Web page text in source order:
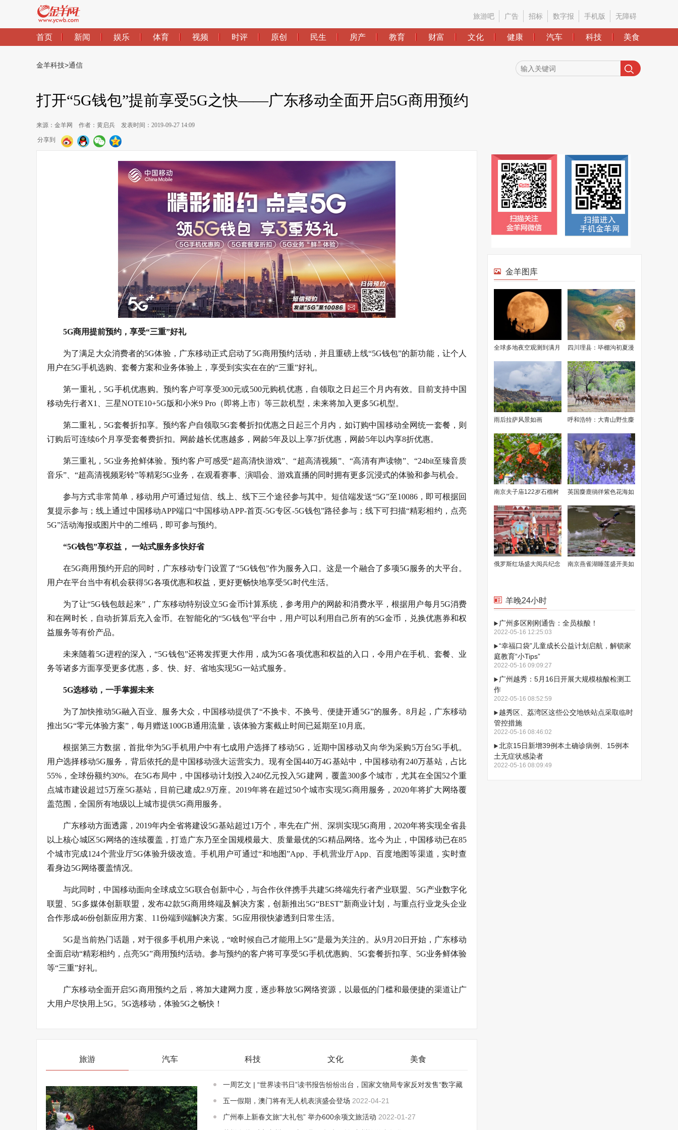
旅游吧 广告 招标 数字报 手机版 无障碍
首页 新闻 娱乐 体育 视频 时评 原创 民生 房产 教育 财富 文化 健康 汽车 科技 美食
金羊科技>通信
打开“5G钱包”提前享受5G之快——广东移动全面开启5G商用预约
来源：金羊网 作者：黄启兵 发表时间：2019-09-27 14:09
分享到
5G商用提前预约，享受“三重”好礼
为了满足大众消费者的5G体验，广东移动正式启动了5G商用预约活动，并且重磅上线“5G钱包”的新功能，让个人
用户在5G手机选购、套餐方案和业务体验上，享受到实实在在的“三重”好礼。
第一重礼，5G手机优惠购。预约客户可享受300元或500元购机优惠，自领取之日起三个月内有效。目前支持中国
移动先行者X1、三星NOTE10+5G版和小米9 Pro（即将上市）等三款机型，未来将加入更多5G机型。
第二重礼，5G套餐折扣享。预约客户自领取5G套餐折扣优惠之日起三个月内，如订购中国移动全网统一套餐，则
订购后可连续6个月享受套餐费折扣。网龄越长优惠越多，网龄5年及以上享7折优惠，网龄5年以内享8折优惠。
第三重礼，5G业务抢鲜体验。预约客户可感受“超高清快游戏”、“超高清视频”、“高清有声读物”、“24bit至臻音质
音乐”、“超高清视频彩铃”等精彩5G业务，在观看赛事、演唱会、游戏直播的同时拥有更多沉浸式的体验和参与机会。
参与方式非常简单，移动用户可通过短信、线上、线下三个途径参与其中。短信端发送“5G”至10086，即可根据回
复提示参与；线上通过中国移动APP端口“中国移动APP-首页-5G专区-5G钱包”路径参与；线下可扫描“精彩相约，点亮
5G”活动海报或图片中的二维码，即可参与预约。
“5G钱包”享权益， 一站式服务多快好省
在5G商用预约开启的同时，广东移动专门设置了“5G钱包”作为服务入口。这是一个融合了多项5G服务的大平台。
用户在平台当中有机会获得5G各项优惠和权益，更好更畅快地享受5G时代生活。
为了让“5G钱包鼓起来”，广东移动特别设立5G金币计算系统，参考用户的网龄和消费水平，根据用户每月5G消费
和在网时长，自动折算后充入金币。在智能化的“5G钱包”平台中，用户可以利用自己所有的5G金币，兑换优惠券和权
益服务等有价产品。
未来随着5G进程的深入，“5G钱包”还将发挥更大作用，成为5G各项优惠和权益的入口，令用户在手机、套餐、业
务等诸多方面享受更多优惠，多、快、好、省地实现5G一站式服务。
5G选移动， 一手掌握未来
为了加快推动5G融入百业、服务大众，中国移动提供了“不换卡、不换号、便捷开通5G”的服务。8月起，广东移动
推出5G“零元体验方案”，每月赠送100GB通用流量，该体验方案截止时间已延期至10月底。
根据第三方数据，首批华为5G手机用户中有七成用户选择了移动5G，近期中国移动又向华为采购5万台5G手机。
用户选择移动5G服务，背后依托的是中国移动强大运营实力。现有全国440万4G基站中，中国移动有240万基站，占比
55%，全球份额约30%。在5G布局中，中国移动计划投入240亿元投入5G建网，覆盖300多个城市，尤其在全国52个重
点城市建设超过5万座5G基站，目前已建成2.9万座。2019年将在超过50个城市实现5G商用服务，2020年将扩大网络覆
盖范围，全国所有地级以上城市提供5G商用服务。
广东移动方面透露，2019年内全省将建设5G基站超过1万个，率先在广州、深圳实现5G商用，2020年将实现全省县
以上核心城区5G网络的连续覆盖，打造广东乃至全国规模最大、质量最优的5G精品网络。迄今为止，中国移动已在85
个城市完成124个营业厅5G体验升级改造。手机用户可通过“和地图”App、手机营业厅App、百度地图等渠道，实时查
看身边5G网络覆盖情况。
与此同时，中国移动面向全球成立5G联合创新中心，与合作伙伴携手共建5G终端先行者产业联盟、5G产业数字化
联盟、5G多媒体创新联盟，发布42款5G商用终端及解决方案，创新推出5G“BEST”新商业计划，与重点行业龙头企业
合作形成46份创新应用方案、11份端到端解决方案。5G应用很快渗透到日常生活。
5G是当前热门话题，对于很多手机用户来说，“啥时候自己才能用上5G”是最为关注的。从9月20日开始，广东移动
全面启动“精彩相约，点亮5G”商用预约活动。参与预约的客户将可享受5G手机优惠购、5G套餐折扣享、5G业务鲜体验
等“三重”好礼。
广东移动全面开启5G商用预约之后，将加大建网力度，逐步释放5G网络资源，以最低的门槛和最便捷的渠道让广
大用户尽快用上5G。5G选移动，体验5G之畅快！
旅游 汽车 科技 文化 美食
一周艺文 | “世界读书日”读书报告纷纷出台，国家文物局专家反对发售“数字藏
品” 2022-04-26
五一假期，澳门将有无人机表演盛会登场 2022-04-21
广州奉上新春文旅“大礼包” 举办600余项文旅活动 2022-01-27
金羊图库
全球多地夜空观测到满月
美景
四川理县：毕棚沟初夏漫
山渐绿
雨后拉萨风景如画 呼和浩特：大青山野生麋
鹿成功繁衍
南京夫子庙122岁石榴树
花开满枝
英国麋鹿徜徉紫色花海如
童话场景
俄罗斯红场盛大阅兵纪念 南京燕雀湖睡莲盛开美如
羊晚24小时
广州多区刚刚通告：全员核酸！
2022-05-16 12:25:03
“幸福口袋”儿童成长公益计划启航，解锁家
庭教育“小Tips”
2022-05-16 09:09:27
广州越秀：5月16日开展大规模核酸检测工
作
2022-05-16 08:52:59
越秀区、荔湾区这些公交地铁站点采取临时
管控措施
2022-05-16 08:46:02
北京15日新增39例本土确诊病例、15例本
土无症状感染者
2022-05-16 08:09:49